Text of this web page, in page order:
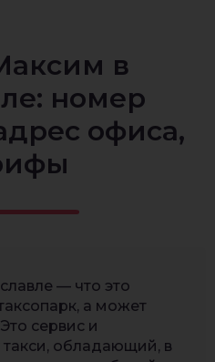
в
номер
офиса,
— что это
а может
сервис и
такси, обладающий, в